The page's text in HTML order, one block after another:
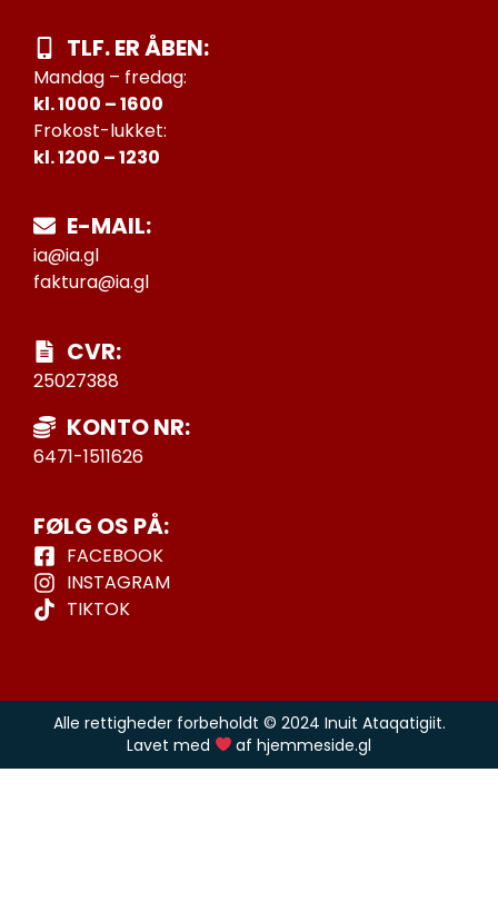
TLF. ER ÅBEN:
Mandag – fredag:
kl. 1000 – 1600
Frokost-lukket:
kl. 1200 – 1230
E-MAIL:
ia@ia.gl
faktura@ia.gl
CVR:
25027388
KONTO NR:
6471-1511626
FØLG OS PÅ:
FACEBOOK
INSTAGRAM
TIKTOK
Alle rettigheder forbeholdt © 2024 Inuit Ataqatigiit.
Lavet med
af hjemmeside.gl